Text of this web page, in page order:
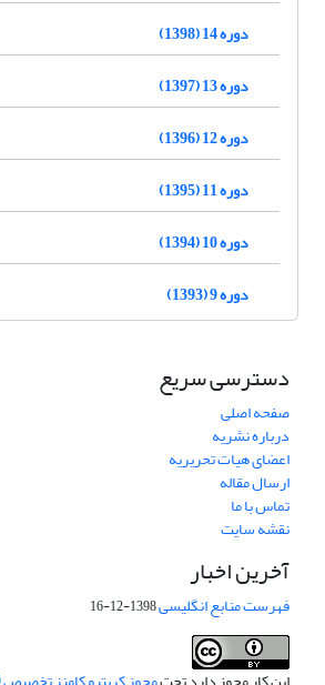
دوره 14 (1398)
دوره 13 (1397)
دوره 12 (1396)
دوره 11 (1395)
دوره 10 (1394)
دوره 9 (1393)
دسترسی سریع
صفحه اصلی
درباره نشریه
اعضای هیات تحریریه
ارسال مقاله
تماس با ما
نقشه سایت
آخرین اخبار
فهرست منابع انگلیسی1398-12-16